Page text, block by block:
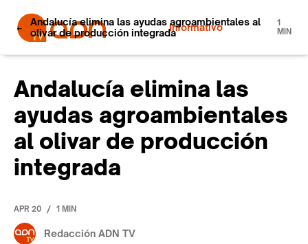
Informativo
Andalucía elimina las ayudas agroambientales al
olivar de producción integrada
1
MIN
Andalucía elimina las
ayudas agroambientales
al olivar de producción
integrada
APR 20 / 1 MIN
Redacción ADN TV